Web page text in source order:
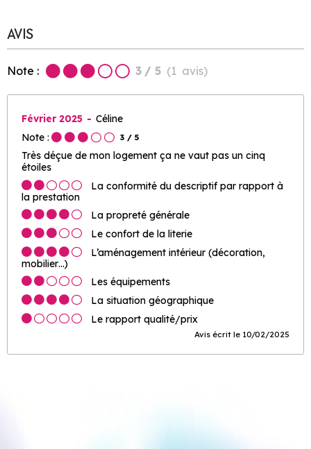
AVIS
Note : 3 / 5 (1 avis)
Février 2025
Céline
Note :
3 / 5
Très déçue de mon logement ça ne vaut pas un cinq
étoiles
La conformité du descriptif par rapport à
la prestation
La propreté générale
Le confort de la literie
L’aménagement intérieur (décoration,
mobilier…)
Les équipements
La situation géographique
Le rapport qualité/prix
Avis écrit le 10/02/2025